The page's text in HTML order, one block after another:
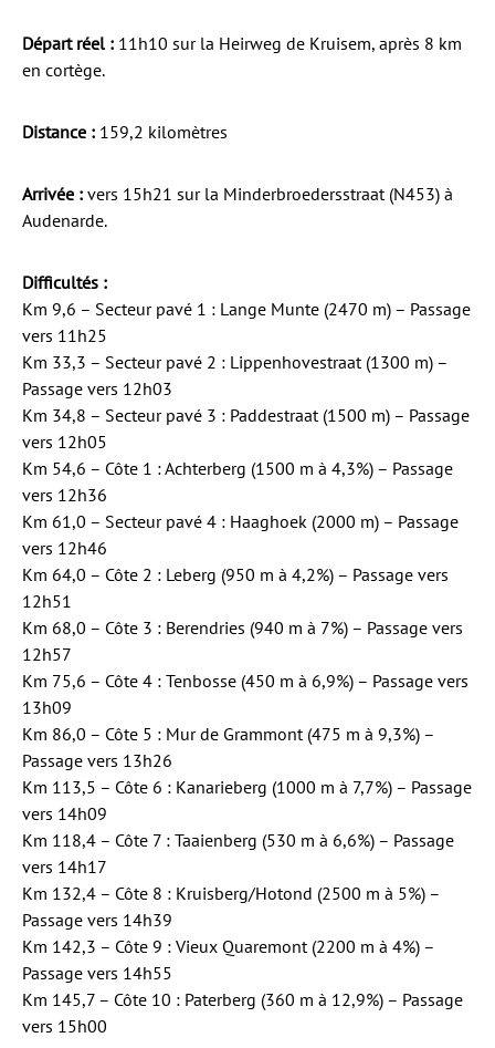
Départ réel : 11h10 sur la Heirweg de Kruisem, après 8 km
en cortège.
Distance : 159,2 kilomètres
Arrivée : vers 15h21 sur la Minderbroedersstraat (N453) à
Audenarde.
Difficultés :
Km 9,6 – Secteur pavé 1 : Lange Munte (2470 m) – Passage
vers 11h25
Km 33,3 – Secteur pavé 2 : Lippenhovestraat (1300 m) –
Passage vers 12h03
Km 34,8 – Secteur pavé 3 : Paddestraat (1500 m) – Passage
vers 12h05
Km 54,6 – Côte 1 : Achterberg (1500 m à 4,3%) – Passage
vers 12h36
Km 61,0 – Secteur pavé 4 : Haaghoek (2000 m) – Passage
vers 12h46
Km 64,0 – Côte 2 : Leberg (950 m à 4,2%) – Passage vers
12h51
Km 68,0 – Côte 3 : Berendries (940 m à 7%) – Passage vers
12h57
Km 75,6 – Côte 4 : Tenbosse (450 m à 6,9%) – Passage vers
13h09
Km 86,0 – Côte 5 : Mur de Grammont (475 m à 9,3%) –
Passage vers 13h26
Km 113,5 – Côte 6 : Kanarieberg (1000 m à 7,7%) – Passage
vers 14h09
Km 118,4 – Côte 7 : Taaienberg (530 m à 6,6%) – Passage
vers 14h17
Km 132,4 – Côte 8 : Kruisberg/Hotond (2500 m à 5%) –
Passage vers 14h39
Km 142,3 – Côte 9 : Vieux Quaremont (2200 m à 4%) –
Passage vers 14h55
Km 145,7 – Côte 10 : Paterberg (360 m à 12,9%) – Passage
vers 15h00